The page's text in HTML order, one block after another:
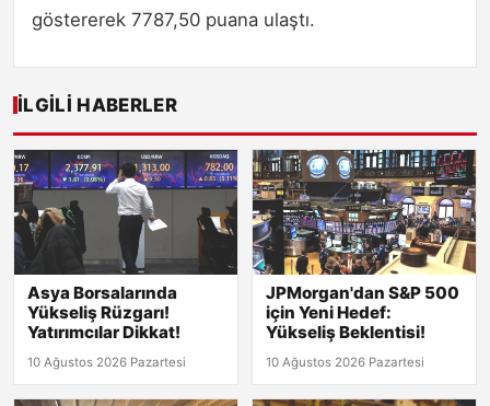
göstererek 7787,50 puana ulaştı.
İLGILI HABERLER
Asya Borsalarında
Yükseliş Rüzgarı!
Yatırımcılar Dikkat!
10 Ağustos 2026 Pazartesi
JPMorgan'dan S&P 500
için Yeni Hedef:
Yükseliş Beklentisi!
10 Ağustos 2026 Pazartesi